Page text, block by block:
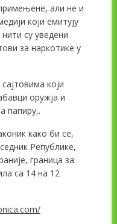
али не и
који емитују
су уведени
за наркотике у
који
оружја и
папиру,.
како би се,
Републике,
граница за
са 14 на 12